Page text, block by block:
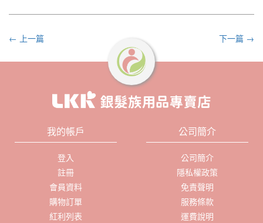
← 上一篇 下一篇 →
我的帳戶
登入
註冊
會員資料
購物訂單
紅利列表
公司簡介
公司簡介
隱私權政策
免責聲明
服務條款
運費說明